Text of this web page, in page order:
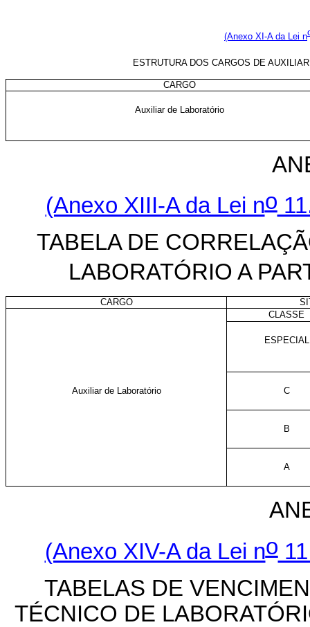
(Anexo XI-A da Lei n
ESTRUTURA DOS CARGOS DE
CARGO
Auxiliar de Laboratório
(Anexo XIII-A da Lei no
TABELA DE
LABORATÓRIO A
CARGO
CLASSE
ESPECIAL
Auxiliar de Laboratório C
B
A
(Anexo XIV-A da Lei no
TABELAS DE
TÉCNICO DE